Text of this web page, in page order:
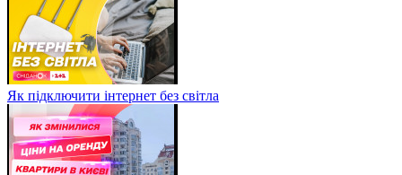
Як підключити інтернет без світла